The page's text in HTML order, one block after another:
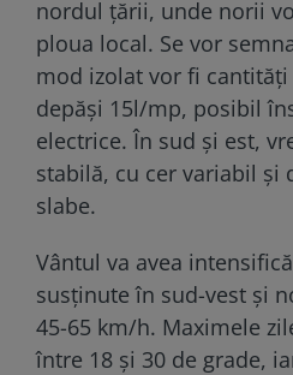
nordul țării, unde norii
ploua local. Se vor
mod izolat vor fi
depăși 15l/mp, posibil
electrice. În sud și est,
stabilă, cu cer variabil și
slabe.
Vântul va avea
susținute în sud-vest și
45-65 km/h. Maximele
între 18 și 30 de grade,